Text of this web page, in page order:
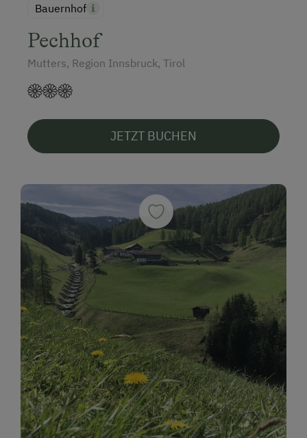
Bauernhof
Pechhof
Mutters, Region Innsbruck, Tirol
JETZT BUCHEN